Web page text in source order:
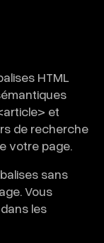
HTML
et
de recherche
votre page.
sans
Vous
les